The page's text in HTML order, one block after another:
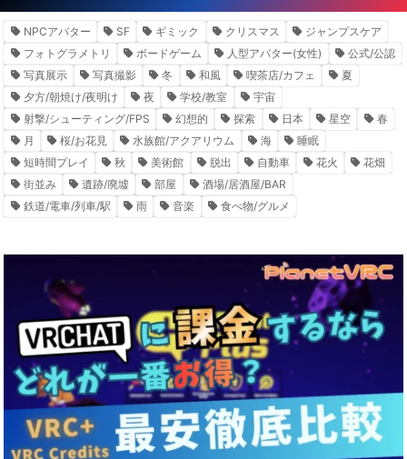
NPCアバター SF ギミック クリスマス
ジャンプスケア
フォトグラメトリ
ボードゲーム 人型アバター(女性)
公式/公認
写真展示
写真撮影 冬 和風 喫茶店/カフェ
夏
夕方/朝焼け/夜明け
夜 学校/教室
宇宙
射撃/シューティング/FPS
幻想的 探索 日本 星空
春
月
桜/お花見 水族館/アクアリウム 海
睡眠
短時間プレイ
秋 美術館 脱出 自動車 花火
花畑
街並み
遺跡/廃墟 部屋
酒場/居酒屋/BAR
鉄道/電車/列車/駅
雨 音楽 食べ物/グルメ